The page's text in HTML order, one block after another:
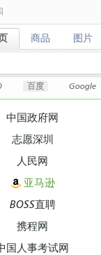
商品
商品 图片
图片
百度 Google
中国政府网
志愿深圳
人民网
亚马逊
BOSS直聘
携程网
国人事考试网